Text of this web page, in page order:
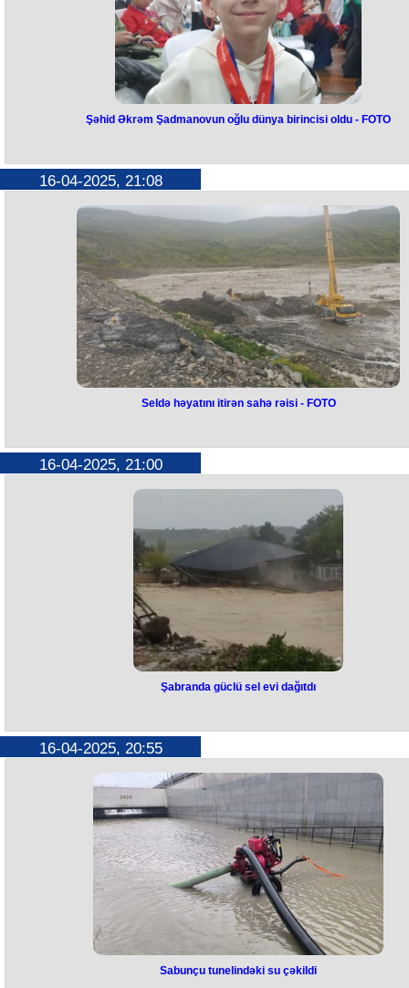
dünya birincisi oldu -FOTO
leytenant Əkrəm Şadmanovun oğlu Araz Şadmanzadə Avstraliyanın
Sidney şəhərində keçirilən IMEC Beynəlxalq Riyaziyyat
1-ci yerə layiq görülərək qızıl medal qazanıb.
Sidneydə keçirilən beynəlxalq olimpiyadada dünyanın dörd bir
gələn iştirakçılar rəqabət apararaq biliklərini nümayiş etdirib.
Araz Şadmanov 64 nəfər arasında qızıl medal alaraq 1 saatlıq
18 dəqiqə 22 saniyəyə bitirib.
Qeyd edək ki, Araz Şadmanzadə ötən ilin dekabrında keçirilən IMEC
Online Riyaziyyat Olimpiadasında qızıl medal qazanaraq Sidney
Olimpiadasında iştirak hüququ əldə etmişdi.
Şəhid Əkrəm Şadmanovun oğlu dünya birincisi oldu - FOTO
16-04-2025, 21:08
FOTO
Hadisə nəticəsində 1 nəfər ölüb, 3 nəfər yaralanıb.
İlkin məlumatlara görə, ərazidə yol-təmir işləri ilə məşğul olan işçilər
yağışın başlamasını müşahidə edərək təhlükəsizlik məqsədilə
ekskavatorun içərisinə yerləşiblər. Lakin bir qədər sonra çaya sel gəlib
güclü axının təsirindən ekskavator aşıb.
Hadisə nəticəsində ekskavatorun içində olan 4 nəfərdən biri hadisə
yerindəcə həyatını itirib. Digər 3 nəfər müxtəlif dərəcəli bədən
alaraq, çətin vəziyyətdə texnikanın içində köməksiz qalıb.
Əraziyə dərhal Fövqəladə Hallar Nazirliyinin xilasediciləri cəlb
Yaralılar ekskavatorun içindən çıxarılaraq Şamaxı Rayon Mərkəzi
Xəstəxanasına təxliyə ediliblər.
Azərbaycan Avtomobil Yolları Dövlət Agentliyindən (AAYDA) bildirilib
hadisə nəticəsində həyatını itirən Həyatullayev Pərviz sahə rəisi olub.
Agentlikdən verilən məlumata görə, ölən və yaralananlar Muğanlı-
İsmayıllı-Qəbələ yolu layihəsində iştirak edən podratçı şirkətin işçiləri
olub.
Seldə həyatını itirən sahə rəisi - FOTO
16-04-2025, 21:00
Güclü yağış Şabran rayonunda fəsadlar törədib.
Rayonda evlərdən biri sel nəticəsində dağılıb.
baş verdiyi bildirilir.
Qeyd edək ki, yağış nəticəsində rayonunun içərisindən keçən Dəvəçi
daşıb. Güclü sel səbəbindən rayon mərkəzində çayın üzərindəki
körpülərdə hərəkət məhdudlaşdırılıb. Ətraf ərazidə yaşayan 15 ailə
təhlükəsiz yerə təxliyə edilib.
Şabranda güclü sel evi dağıtdı
16-04-2025, 20:55
Sabunçu tunelindəki su çəkildi